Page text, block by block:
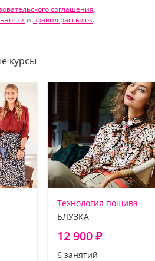
соглашения,
и правил рассылок.
курсы
Технология пошива
БЛУЗКА
12 900 ₽
6 занятий